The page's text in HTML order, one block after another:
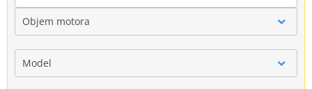
Objem motora
Model